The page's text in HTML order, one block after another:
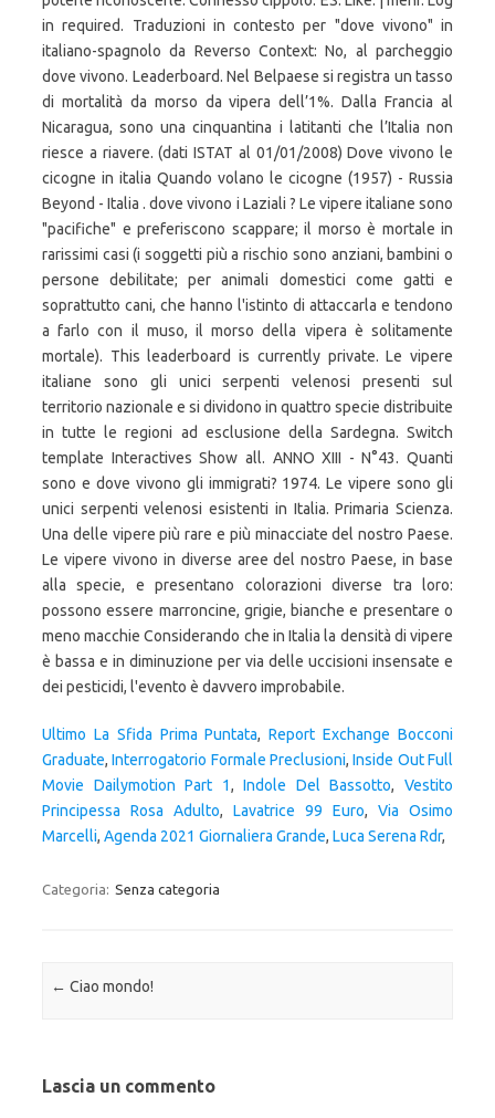
in required. Traduzioni in contesto per "dove vivono" in
italiano-spagnolo da Reverso Context: No, al parcheggio
dove vivono. Leaderboard. Nel Belpaese si registra un tasso
di mortalità da morso da vipera dell’1%. Dalla Francia al
Nicaragua, sono una cinquantina i latitanti che l’Italia non
riesce a riavere. (dati ISTAT al 01/01/2008) Dove vivono le
cicogne in italia Quando volano le cicogne (1957) - Russia
Beyond - Italia . dove vivono i Laziali ? Le vipere italiane sono
"pacifiche" e preferiscono scappare; il morso è mortale in
rarissimi casi (i soggetti più a rischio sono anziani, bambini o
persone debilitate; per animali domestici come gatti e
soprattutto cani, che hanno l'istinto di attaccarla e tendono
a farlo con il muso, il morso della vipera è solitamente
mortale). This leaderboard is currently private. Le vipere
italiane sono gli unici serpenti velenosi presenti sul
territorio nazionale e si dividono in quattro specie distribuite
in tutte le regioni ad esclusione della Sardegna. Switch
template Interactives Show all. ANNO XIII - N°43. Quanti
sono e dove vivono gli immigrati? 1974. Le vipere sono gli
unici serpenti velenosi esistenti in Italia. Primaria Scienza.
Una delle vipere più rare e più minacciate del nostro Paese.
Le vipere vivono in diverse aree del nostro Paese, in base
alla specie, e presentano colorazioni diverse tra loro:
possono essere marroncine, grigie, bianche e presentare o
meno macchie Considerando che in Italia la densità di vipere
è bassa e in diminuzione per via delle uccisioni insensate e
dei pesticidi, l'evento è davvero improbabile.
Ultimo La Sfida Prima Puntata,Report Exchange Bocconi
Graduate,Interrogatorio Formale Preclusioni,Inside Out Full
Movie Dailymotion Part 1,Indole Del Bassotto,Vestito
Principessa Rosa Adulto, Lavatrice 99 Euro, Via Osimo
Marcelli, Agenda 2021 Giornaliera Grande, Luca Serena Rdr,
Categoria: Senza categoria
Navigazione articolo
← Ciao mondo!
Lascia un commento